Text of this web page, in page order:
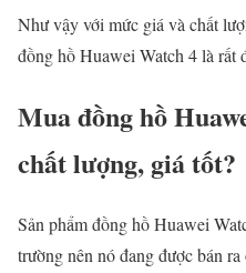
Như vậy với mức giá và chất
đồng hồ Huawei Watch 4 là rất
Mua đồng hồ
chất lượng, giá tốt?
Sản phẩm đồng hồ Huawei
trường nên nó đang được bán